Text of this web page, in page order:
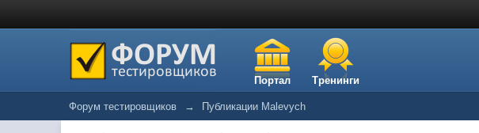
Портал Тренинги
Форум тестировщиков → Публикации Malevych